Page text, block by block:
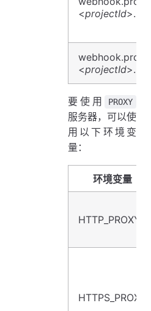
<projectId
<projectId
要使用 PROXY
服务器，可以使
用以下环境变
量：
环境变量
HTTP_PROXY
HTTPS_PROXY